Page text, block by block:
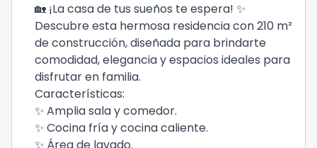
🏡 ¡La casa de tus sueños te espera! ✨
Descubre esta hermosa residencia con 210 m²
de construcción, diseñada para brindarte
comodidad, elegancia y espacios ideales para
disfrutar en familia.
Características:
✨ Amplia sala y comedor.
✨ Cocina fría y cocina caliente.